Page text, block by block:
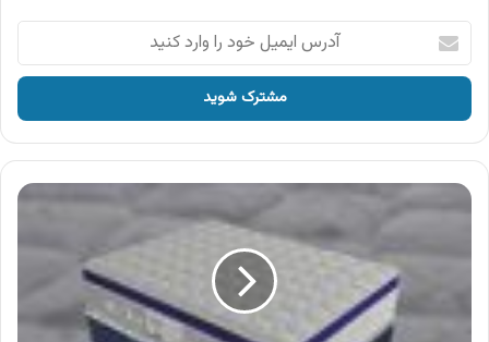
آدرس
ایمیل
خود
وارد
کنید
آگهی
ایران
،